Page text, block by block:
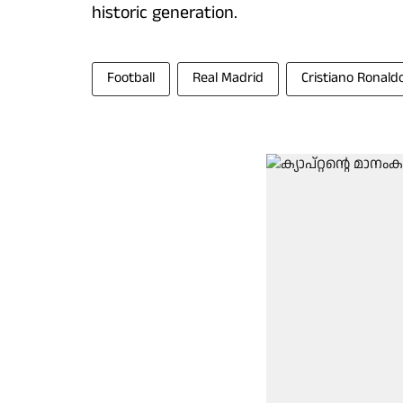
historic generation.
Football Real Madrid Cristiano